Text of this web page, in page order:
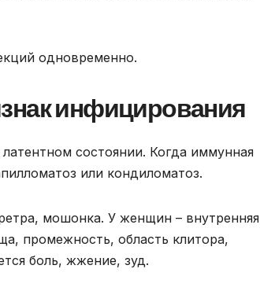
одновременно.
инфицирования
состоянии. Когда иммунная
или кондиломатоз.
мошонка. У женщин – внутренняя
промежность, область клитора,
боль, жжение, зуд.